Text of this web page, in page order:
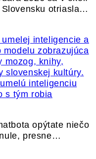
otriasla…
inteligenciu
s tým robia
opýtate niečo
presne…